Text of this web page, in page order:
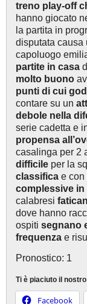
treno play-off
hanno giocato
la partita in
disputata causa
capoluogo
partite in casa
molto buono
punti di cui
contare su un
debole nella
serie cadetta e
propensa
casalinga per 2
difficile per la
classifica e con
complessive
calabresi
dove hanno
ospiti segnano
frequenza e
Pronostico: 1
Ti è piaciuto il
Facebook